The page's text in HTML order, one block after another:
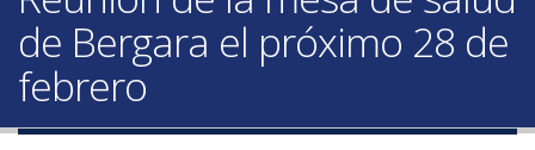
de Bergara el próximo 28 de
febrero